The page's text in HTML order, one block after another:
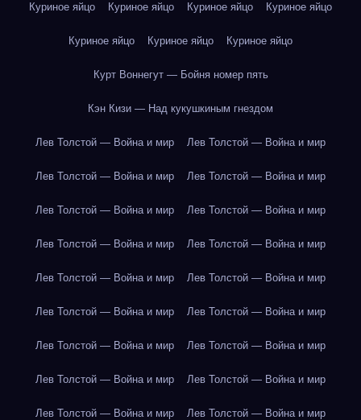
Куриное яйцо Куриное яйцо Куриное яйцо Куриное яйцо
Куриное яйцо Куриное яйцо Куриное яйцо
Курт Воннегут — Бойня номер пять
Кэн Кизи — Над кукушкиным гнездом
Лев Толстой — Война и мир Лев Толстой — Война и мир
Лев Толстой — Война и мир Лев Толстой — Война и мир
Лев Толстой — Война и мир Лев Толстой — Война и мир
Лев Толстой — Война и мир Лев Толстой — Война и мир
Лев Толстой — Война и мир Лев Толстой — Война и мир
Лев Толстой — Война и мир Лев Толстой — Война и мир
Лев Толстой — Война и мир Лев Толстой — Война и мир
Лев Толстой — Война и мир Лев Толстой — Война и мир
Лев Толстой — Война и мир Лев Толстой — Война и мир